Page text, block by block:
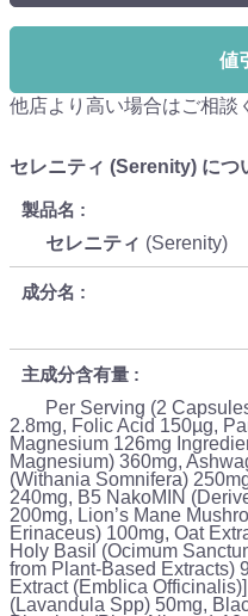
値
他店より高い場合はご相談
セレニティ (Serenity) につ
製品名
セレニティ (Serenity)
成分名
主成分含有量
Per Serving (2
2.8mg, Folic Acid 150µg,
Magnesium 126mg
Magnesium) 360mg,
(Withania Somnifera)
240mg, B5 NakoMIN
200mg, Lion’s Mane
Erinaceus) 100mg, Oat
Holy Basil (Ocimum
from Plant-Based Extracts)
Extract (Emblica
(Lavandula Spp) 50mg,